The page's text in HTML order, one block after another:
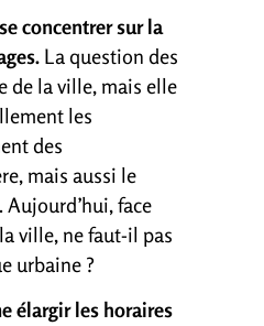
concentrer sur la
La question des
de la ville, mais elle
les
des
mais aussi le
face
ville, ne faut-il pas
urbaine ?
élargir les horaires